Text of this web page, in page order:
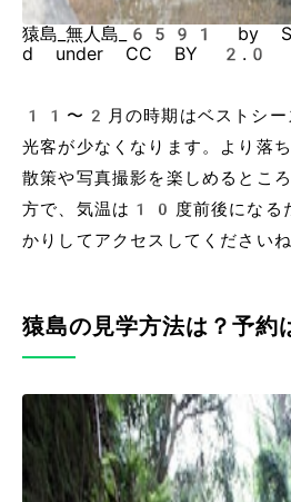
猿島_無人島_6591 by
d under CC BY 2.0
11〜2月の時期はベストシー
光客が少なくなります。より落
散策や写真撮影を楽しめるとこ
方で、気温は10度前後になる
かりしてアクセスしてくださいね
猿島の見学方法は？予約